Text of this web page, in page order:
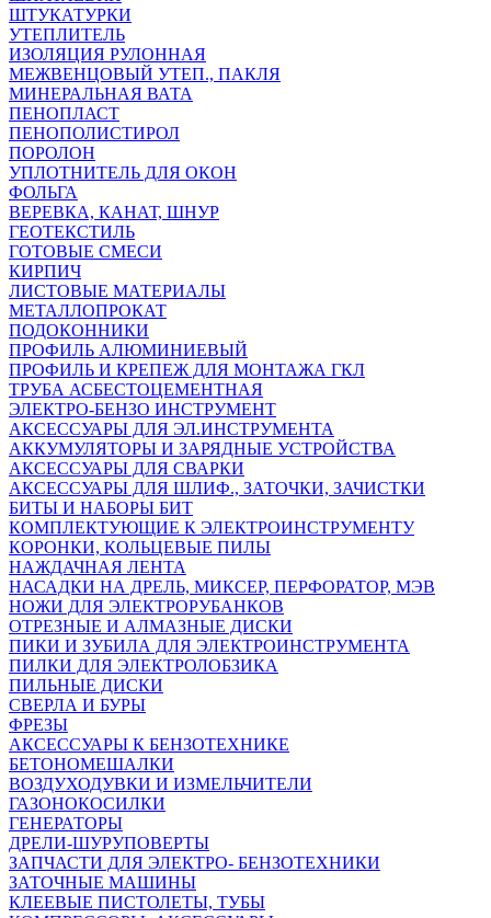
ШТУКАТУРКИ
УТЕПЛИТЕЛЬ
ИЗОЛЯЦИЯ РУЛОННАЯ
МЕЖВЕНЦОВЫЙ УТЕП., ПАКЛЯ
МИНЕРАЛЬНАЯ ВАТА
ПЕНОПЛАСТ
ПЕНОПОЛИСТИРОЛ
ПОРОЛОН
УПЛОТНИТЕЛЬ ДЛЯ ОКОН
ФОЛЬГА
ВЕРЕВКА, КАНАТ, ШНУР
ГЕОТЕКСТИЛЬ
ГОТОВЫЕ СМЕСИ
КИРПИЧ
ЛИСТОВЫЕ МАТЕРИАЛЫ
МЕТАЛЛОПРОКАТ
ПОДОКОННИКИ
ПРОФИЛЬ АЛЮМИНИЕВЫЙ
ПРОФИЛЬ И КРЕПЕЖ ДЛЯ МОНТАЖА ГКЛ
ТРУБА АСБЕСТОЦЕМЕНТНАЯ
ЭЛЕКТРО-БЕНЗО ИНСТРУМЕНТ
АКСЕССУАРЫ ДЛЯ ЭЛ.ИНСТРУМЕНТА
АККУМУЛЯТОРЫ И ЗАРЯДНЫЕ УСТРОЙСТВА
АКСЕССУАРЫ ДЛЯ СВАРКИ
АКСЕССУАРЫ ДЛЯ ШЛИФ., ЗАТОЧКИ, ЗАЧИСТКИ
БИТЫ И НАБОРЫ БИТ
КОМПЛЕКТУЮЩИЕ К ЭЛЕКТРОИНСТРУМЕНТУ
КОРОНКИ, КОЛЬЦЕВЫЕ ПИЛЫ
НАЖДАЧНАЯ ЛЕНТА
НАСАДКИ НА ДРЕЛЬ, МИКСЕР, ПЕРФОРАТОР, МЭВ
НОЖИ ДЛЯ ЭЛЕКТРОРУБАНКОВ
ОТРЕЗНЫЕ И АЛМАЗНЫЕ ДИСКИ
ПИКИ И ЗУБИЛА ДЛЯ ЭЛЕКТРОИНСТРУМЕНТА
ПИЛКИ ДЛЯ ЭЛЕКТРОЛОБЗИКА
ПИЛЬНЫЕ ДИСКИ
СВЕРЛА И БУРЫ
ФРЕЗЫ
АКСЕССУАРЫ К БЕНЗОТЕХНИКЕ
БЕТОНОМЕШАЛКИ
ВОЗДУХОДУВКИ И ИЗМЕЛЬЧИТЕЛИ
ГАЗОНОКОСИЛКИ
ГЕНЕРАТОРЫ
ДРЕЛИ-ШУРУПОВЕРТЫ
ЗАПЧАСТИ ДЛЯ ЭЛЕКТРО- БЕНЗОТЕХНИКИ
ЗАТОЧНЫЕ МАШИНЫ
КЛЕЕВЫЕ ПИСТОЛЕТЫ, ТУБЫ